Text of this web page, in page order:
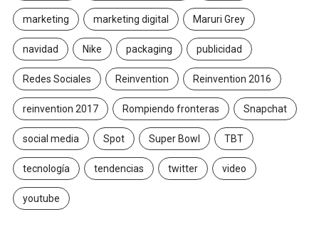
marketing marketing digital Maruri Grey
navidad Nike packaging publicidad
Redes Sociales Reinvention Reinvention 2016
reinvention 2017 Rompiendo fronteras Snapchat
social media Spot Super Bowl TBT
tecnología tendencias twitter video
youtube